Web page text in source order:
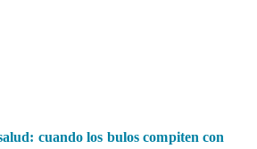
cuando los bulos compiten con